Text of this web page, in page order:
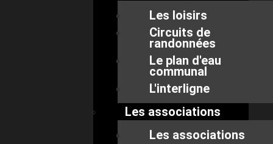
Les loisirs
Circuits de
randonnées
Le plan d'eau
communal
L'interligne
Les associations
Les associations